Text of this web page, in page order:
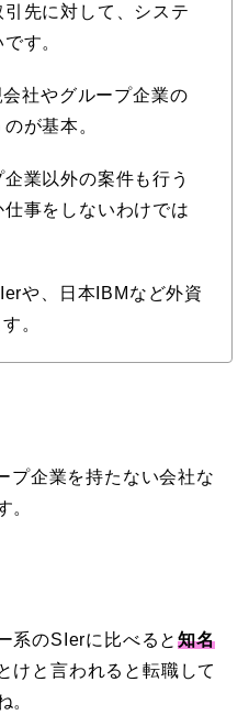
先に対して、システ
す。
社やグループ企業の
が基本。
業以外の案件も行う
事をしないわけでは
や、日本IBMなど外資
。
プ企業を持たない会社な
。
系のSIerに比べると知名
けと言われると転職して
。